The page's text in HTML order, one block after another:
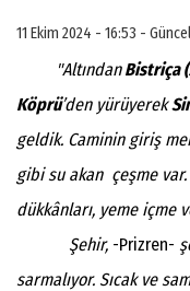
11 Ekim 2024 - 16:53 -
"AltındanBistriça
Köprü’den yürüyerek
geldik. Caminin giriş
gibi su akan çeşme
dükkânları, yeme içme
Şehir, -Prizren-
sarmalıyor. Sıcak ve